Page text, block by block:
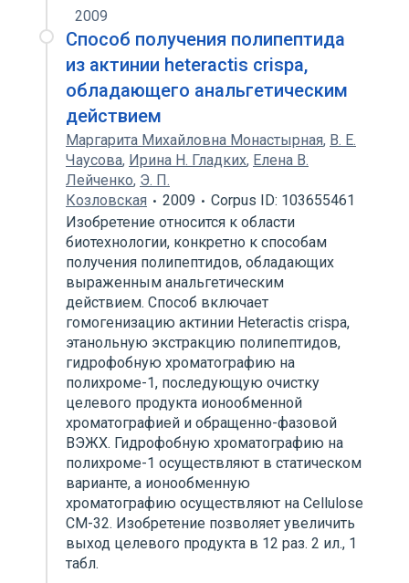
2009
Способ получения полипептида
из актинии heteractis crispa,
обладающего анальгетическим
действием
Маргарита Михайловна Монастырная, В. Е.
Чаусова, Ирина Н. Гладких, Елена В.
Лейченко, Э. П.
Козловская
2009
Corpus ID: 103655461
Изобретение относится к области
биотехнологии, конкретно к способам
получения полипептидов, обладающих
выраженным анальгетическим
действием. Способ включает
гомогенизацию актинии Heteractis crispa,
этанольную экстракцию полипептидов,
гидрофобную хроматографию на
полихроме-1, последующую очистку
целевого продукта ионообменной
хроматографией и обращенно-фазовой
ВЭЖХ. Гидрофобную хроматографию на
полихроме-1 осуществляют в статическом
варианте, а ионообменную
хроматографию осуществляют на Cellulose
СМ-32. Изобретение позволяет увеличить
выход целевого продукта в 12 раз. 2 ил., 1
табл.